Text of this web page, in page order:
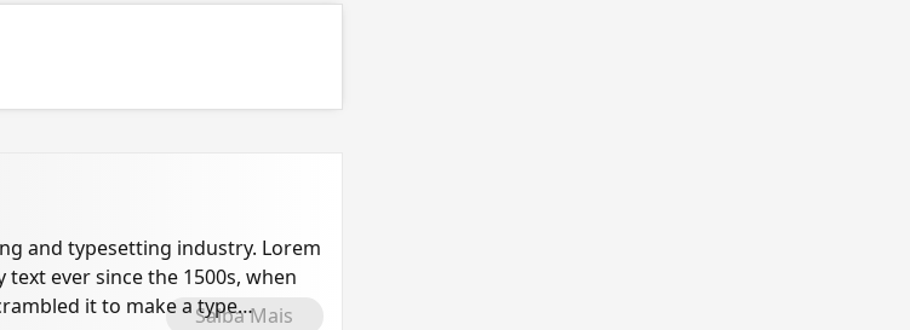
and typesetting industry. Lorem
ever since the 1500s, when
it to make a typeSaiba Mais